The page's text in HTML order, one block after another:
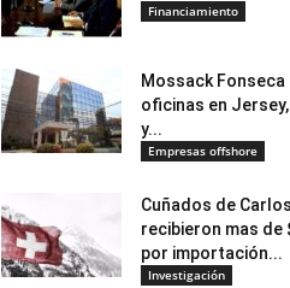
Financiamiento
Mossack
oficinas en
y...
Empresas offshore
Cuñados de
recibieron mas de
por importación...
Investigación